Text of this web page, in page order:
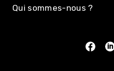
Qui sommes-nous ?